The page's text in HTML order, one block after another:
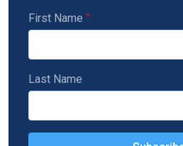
First Name
Last Name